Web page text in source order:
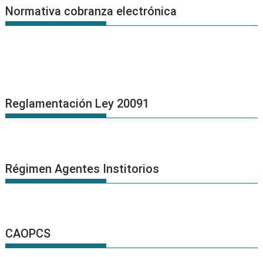
Normativa cobranza electrónica
Reglamentación Ley 20091
Régimen Agentes Institorios
CAOPCS